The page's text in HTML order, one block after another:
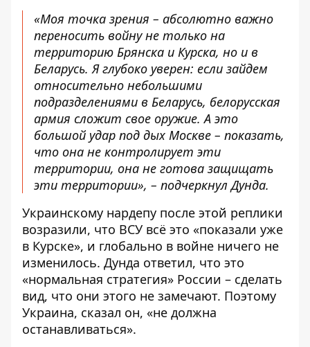
«Моя точка зрения – абсолютно важно
переносить войну не только на
территорию Брянска и Курска, но и в
Беларусь. Я глубоко уверен: если зайдем
относительно небольшими
подразделениями в Беларусь, белорусская
армия сложит свое оружие. А это
большой удар под дых Москве – показать,
что она не контролирует эти
территории, она не готова защищать
эти территории», – подчеркнул Дунда.
Украинскому нардепу после этой реплики
возразили, что ВСУ всё это «показали уже
в Курске», и глобально в войне ничего не
изменилось. Дунда ответил, что это
«нормальная стратегия» России – сделать
вид, что они этого не замечают. Поэтому
Украина, сказал он, «не должна
останавливаться».